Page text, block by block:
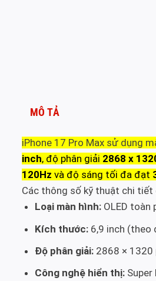
MÔ TẢ
iPhone 17 Pro Max sử dụng
inch, độ phân giải 2868 x
120Hz và độ sáng tối đa đạt
Các thông số kỹ thuật chi tiết
Loại màn hình: OLED toàn
Kích thước: 6,9 inch (theo
Độ phân giải: 2868 × 1320
Công nghệ hiển thị: Super